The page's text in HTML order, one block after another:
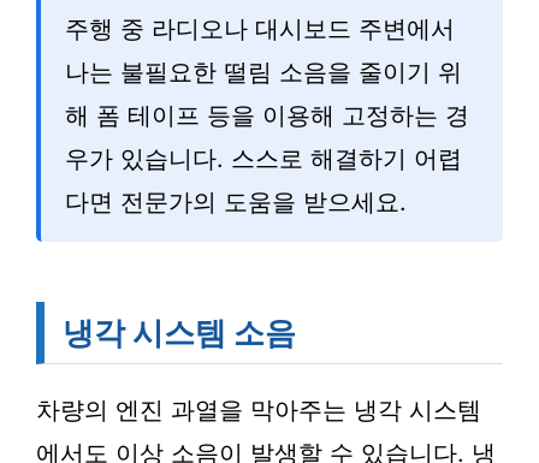
주행 중 라디오나 대시보드 주변에서
나는 불필요한 떨림 소음을 줄이기 위
해 폼 테이프 등을 이용해 고정하는 경
우가 있습니다. 스스로 해결하기 어렵
다면 전문가의 도움을 받으세요.
냉각 시스템 소음
차량의 엔진 과열을 막아주는 냉각 시스템
에서도 이상 소음이 발생할 수 있습니다. 냉